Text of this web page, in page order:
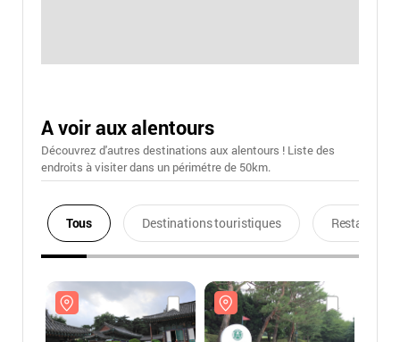
A voir aux alentours
Découvrez d'autres destinations aux alentours ! Liste des
endroits à visiter dans un périmétre de 50km.
Tous Destinations touristiques Restaurants